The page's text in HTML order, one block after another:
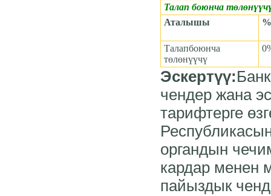
Талап боюнча
Аталышы
%
Талапбоюнча
төлөнүүчү
Эскертүү:
чендер жана
тарифтерге
органдын
кардар менен
пайыздык